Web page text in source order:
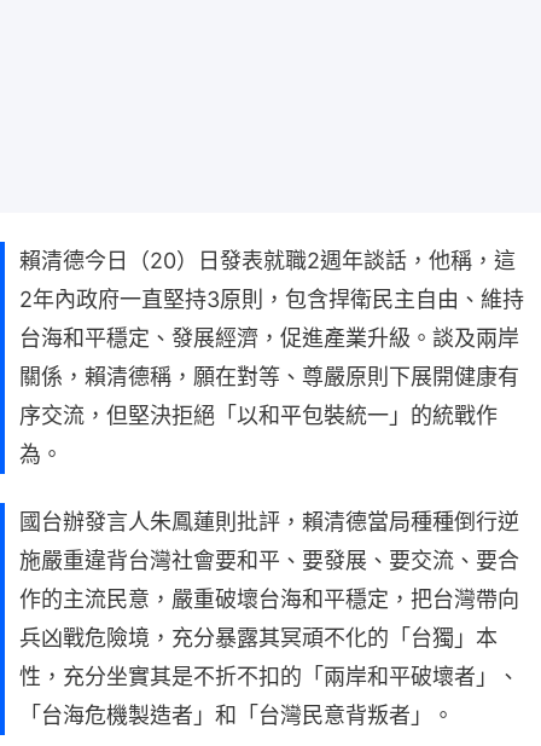
賴清德今日（20）日發表就職2週年談話，他稱，這
2年內政府一直堅持3原則，包含捍衛民主自由、維持
台海和平穩定、發展經濟，促進產業升級。談及兩岸
關係，賴清德稱，願在對等、尊嚴原則下展開健康有
序交流，但堅決拒絕「以和平包裝統一」的統戰作
為。
國台辦發言人朱鳳蓮則批評，賴清德當局種種倒行逆
施嚴重違背台灣社會要和平、要發展、要交流、要合
作的主流民意，嚴重破壞台海和平穩定，把台灣帶向
兵凶戰危險境，充分暴露其冥頑不化的「台獨」本
性，充分坐實其是不折不扣的「兩岸和平破壞者」、
「台海危機製造者」和「台灣民意背叛者」。